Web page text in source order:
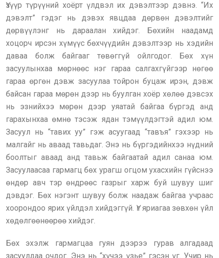
Үзүүр түрүүний хоёрт үлдвэл их дэвэлтээр дэвнэ. “Их
дэвэлт” гэдэг нь дэвэх явцдаа дөрвөн дэвэлтийг
дөрвүүлэнг нь дараалан хийдэг. Бөхийн наадамд
хоцорч ирсэн хүмүүс бөхчүүдийн дэвэлтээр нь хэдийн
даваа болж байгааг төвөггүй ойлгодог. Бөх хүн
засуулынхаа мөрнөөс нэг гараа салгахгүйгээр нөгөө
гараа өргөн дэвж засуулаа тойрон буцаж ирэн, дэвж
байсан гараа мөрөн дээр нь буулган хоёр хөлөө дэвсэх
нь эзнийхээ мөрөн дээр уяатай байгаа бүргэд анд
гарахынхаа өмнө тэсэж ядан тэмүүлдэгтэй адил юм.
Засуул нь “тавих уу” гэж асуугаад “тавъя” гэхээр нь
малгайг нь аваад тавьдаг. Энэ нь бүргэдийнхээ нүдний
боолтыг аваад анд тавьж байгаатай адил санаа юм.
Засуулаасаа гармагц бөх урагш огцом ухасхийн гүйснээ
өндөр авч тэр өндрөөс газрыг харж буй шувуу шиг
дэвдэг. Бөх нэгэнт шувуу болж наадаж байгаа учраас
хоорондоо ярих үйлдэл хийдэггүй. Үг яриагаа зөвхөн үйл
хөдөлгөөнөөрөө хийдэг.
Бөх эхэлж гармагцаа гуян дээрээ гурав алгадаад
засуулдаа очдог. Энэ нь “хүчээ үзье” гэсэн үг. Учир нь